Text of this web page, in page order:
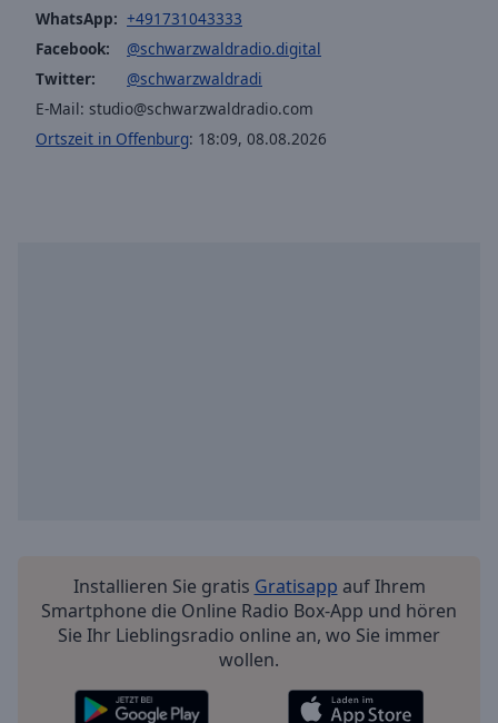
WhatsApp: +491731043333
Facebook:
@schwarzwaldradio.digital
Twitter:
@schwarzwaldradi
E-Mail: studio@schwarzwaldradio.com
Ortszeit in Offenburg: 18:09, 08.08.2026
Installieren Sie gratis Gratisapp auf Ihrem
Smartphone die Online Radio Box-App und hören
Sie Ihr Lieblingsradio online an, wo Sie immer
wollen.